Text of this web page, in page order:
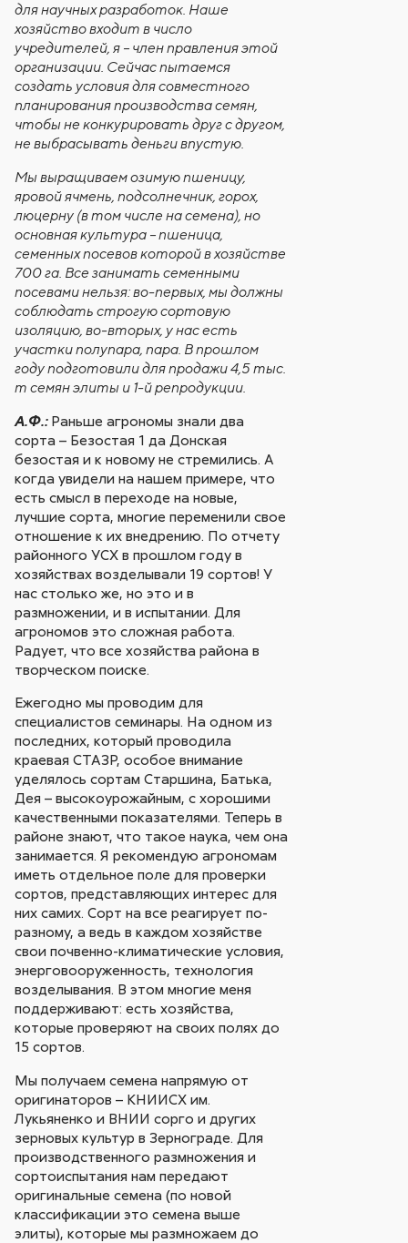
для научных разработок . Наше
хозяйство входит в число
учредителей, я – член правления этой
организации. Сейчас пытаемся
создать условия для совместного
планирования производства семян,
чтобы не конкурировать друг с другом,
не выбрасывать деньги впустую.
Мы выращиваем озимую пшеницу,
яровой ячмень, подсолнечник, горох,
люцерну (в том числе на семена), но
основная культура – пшеница,
семенных посевов которой в хозяйстве
700 га. Все занимать семенными
посевами нельзя: во-первых, мы должны
соблюдать строгую сортовую
изоляцию, во-вторых, у нас есть
участки полупара, пара. В прошлом
году подготовили для продажи 4,5 тыс.
т семян элиты и 1-й репродукции.
А.Ф.: Раньше агрономы знали два
сорта – Безостая 1 да Донская
безостая и к новому не стремились. А
когда увидели на нашем примере, что
есть смысл в переходе на новые,
лучшие сорта, многие переменили свое
отношение к их внедрению. По отчету
районного УСХ в прошлом году в
хозяйствах возделывали 19 сортов! У
нас столько же, но это и в
размножении, и в испытании. Для
агрономов это сложная работа.
Радует, что все хозяйства района в
творческом поиске.
Ежегодно мы проводим для
специалистов семинары. На одном из
последних, который проводила
краевая СТАЗР, особое внимание
уделялось сортам Старшина, Батька,
Дея – высокоурожайным, с хорошими
качественными показателями. Теперь в
районе знают, что такое наука, чем она
занимается. Я рекомендую агрономам
иметь отдельное поле для проверки
сортов, представляющих интерес для
них самих. Сорт на все реагирует по-
разному, а ведь в каждом хозяйстве
свои почвенно-климатические условия,
энерговооруженность, технология
возделывания. В этом многие меня
поддерживают: есть хозяйства,
которые проверяют на своих полях до
15 сортов.
Мы получаем семена напрямую от
оригинаторов – КНИИСХ им.
Лукьяненко и ВНИИ сорго и других
зерновых культур в Зернограде. Для
производственного размножения и
сортоиспытания нам передают
оригинальные семена (по новой
классификации это семена выше
элиты), которые мы размножаем до